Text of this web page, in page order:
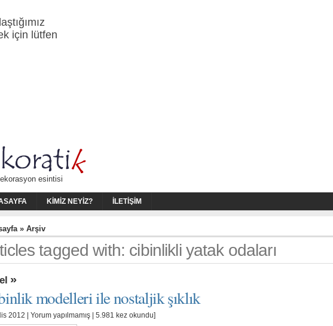
için lütfen
esintisi
KIMIZ NEYIZ? İLETIŞIM
» Arşiv
tagged with: cibinlikli yatak odaları
»
modelleri ile nostaljik şıklık
2012 | Yorum yapılmamış | 5.981 kez okundu]